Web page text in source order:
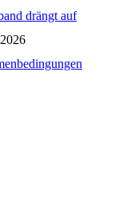
drängt auf